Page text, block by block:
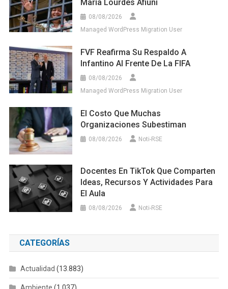
María Lourdes Afiuni
08/08/2026
Managed WordPress Migration User
FVF Reafirma Su Respaldo A
Infantino Al Frente De La FIFA
08/08/2026
Managed WordPress Migration User
El Costo Que Muchas
Organizaciones Subestiman
08/08/2026 Noti-RSE
Docentes En TikTok Que Comparten
Ideas, Recursos Y Actividades Para
El Aula
08/08/2026 Noti-RSE
CATEGORÍAS
Actualidad (13.883)
Ambiente (1.037)